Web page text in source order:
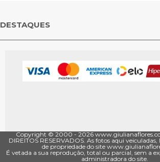
DESTAQUES
Copyright © 2000 - ­2026
DIREITOS RESERVADOS. As fotos aqui
de propriedade do site
É vetada a sua reprodução, total ou parcial, sem a
administradora do site.